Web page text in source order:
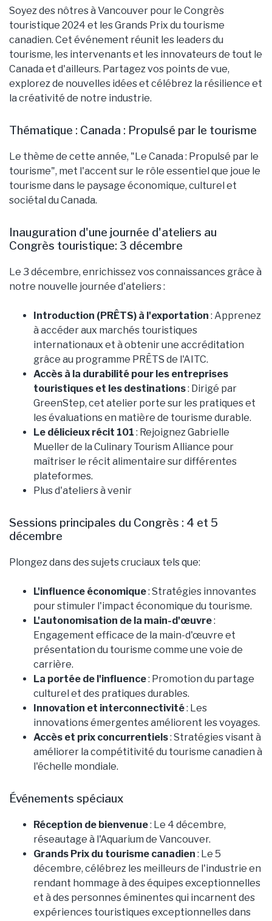
Soyez des nôtres à Vancouver pour le Congrès
touristique 2024 et les Grands Prix du tourisme
canadien. Cet événement réunit les leaders du
tourisme, les intervenants et les innovateurs de tout le
Canada et d'ailleurs. Partagez vos points de vue,
explorez de nouvelles idées et célébrez la résilience et
la créativité de notre industrie.
Thématique : Canada : Propulsé par le tourisme
Le thème de cette année, "Le Canada : Propulsé par le
tourisme", met l'accent sur le rôle essentiel que joue le
tourisme dans le paysage économique, culturel et
sociétal du Canada.
Inauguration d'une journée d'ateliers au
Congrès touristique: 3 décembre
Le 3 décembre, enrichissez vos connaissances grâce à
notre nouvelle journée d'ateliers :
Introduction (PRÊTS) à l'exportation : Apprenez
à accéder aux marchés touristiques
internationaux et à obtenir une accréditation
grâce au programme PRÊTS de l'AITC.
Accès à la durabilité pour les entreprises
touristiques et les destinations: Dirigé par
GreenStep, cet atelier porte sur les pratiques et
les évaluations en matière de tourisme durable.
Le délicieux récit 101 : Rejoignez Gabrielle
Mueller de la Culinary Tourism Alliance pour
maîtriser le récit alimentaire sur différentes
plateformes.
Plus d'ateliers à venir
Sessions principales du Congrès : 4 et 5
décembre
Plongez dans des sujets cruciaux tels que:
L'influence économique: Stratégies innovantes
pour stimuler l'impact économique du tourisme.
L'autonomisation de la main-d'œuvre:
Engagement efficace de la main-d'œuvre et
présentation du tourisme comme une voie de
carrière.
La portée de l'influence: Promotion du partage
culturel et des pratiques durables.
Innovation et interconnectivité: Les
innovations émergentes améliorent les voyages.
Accès et prix concurrentiels: Stratégies visant à
améliorer la compétitivité du tourisme canadien à
l'échelle mondiale.
Événements spéciaux
Réception de bienvenue: Le 4 décembre,
réseautage à l'Aquarium de Vancouver.
Grands Prix du tourisme canadien : Le 5
décembre, célébrez les meilleurs de l'industrie en
rendant hommage à des équipes exceptionnelles
et à des personnes éminentes qui incarnent des
expériences touristiques exceptionnelles dans